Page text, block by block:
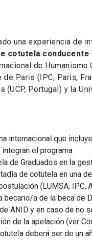
una experiencia de
cotutela
de Humanismo
Paris (IPC, Paris,
Portugal) y la
internacional que
el programa.
de Graduados en la
de cotutela en una
(LUMSA, IPC,
a de la beca de
ANID y en caso de no
de la apelación (ver
deberá ser de un